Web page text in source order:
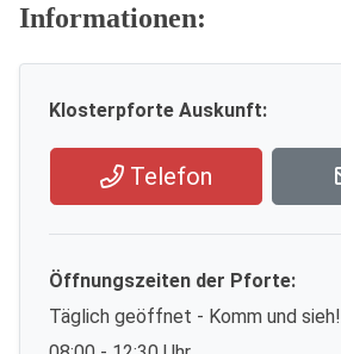
Informationen:
Klosterpforte Auskunft:
Telefon
Öffnungszeiten der Pforte:
Täglich geöffnet - Komm und sieh!